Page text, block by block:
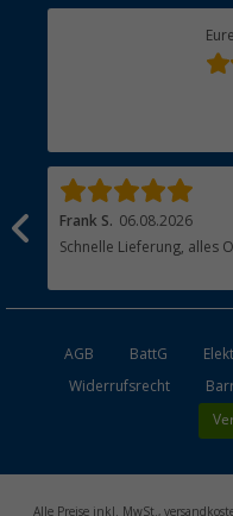
Frank S. 06.08.2026
Schnelle Lieferung, alles
AGB BattG
Widerrufsrecht
Alle Preise inkl. MwSt.,